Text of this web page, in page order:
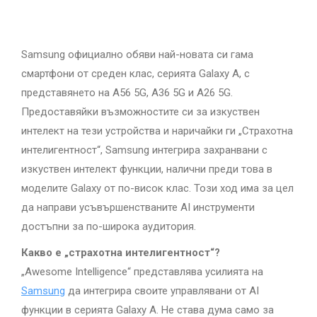
Samsung официално обяви най-новата си гама
смартфони от среден клас, серията Galaxy A, с
представянето на A56 5G, A36 5G и A26 5G.
Предоставяйки възможностите си за изкуствен
интелект на тези устройства и наричайки ги „Страхотна
интелигентност“, Samsung интегрира захранвани с
изкуствен интелект функции, налични преди това в
моделите Galaxy от по-висок клас. Този ход има за цел
да направи усъвършенстваните AI инструменти
достъпни за по-широка аудитория.
Какво е „страхотна интелигентност“?
„Awesome Intelligence“ представлява усилията на
Samsung да интегрира своите управлявани от AI
функции в серията Galaxy A. Не става дума само за